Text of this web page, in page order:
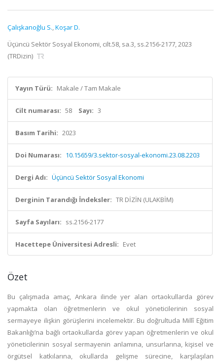
Çalışkanoğlu S.,Koşar D.
Üçüncü Sektör Sosyal Ekonomi, cilt.58, sa.3, ss.2156-2177, 2023
(TRDizin)
Yayın Türü: Makale / Tam Makale
Cilt numarası: 58 Sayı: 3
Basım Tarihi: 2023
Doi Numarası: 10.15659/3.sektor-sosyal-ekonomi.23.08.2203
Dergi Adı: Üçüncü Sektör Sosyal Ekonomi
Derginin Tarandığı İndeksler: TR DİZİN (ULAKBİM)
Sayfa Sayıları: ss.2156-2177
Hacettepe Üniversitesi Adresli: Evet
Özet
Bu çalışmada amaç, Ankara ilinde yer alan ortaokullarda görev
yapmakta olan öğretmenlerin ve okul yöneticilerinin sosyal
sermayeye ilişkin görüşlerini incelemektir. Bu doğrultuda Millî Eğitim
Bakanlığı’na bağlı ortaokullarda görev yapan öğretmenlerin ve okul
yöneticilerinin sosyal sermayenin anlamına, unsurlarına, kişisel ve
örgütsel katkılarına, okullarda gelişme sürecine, karşılaşılan